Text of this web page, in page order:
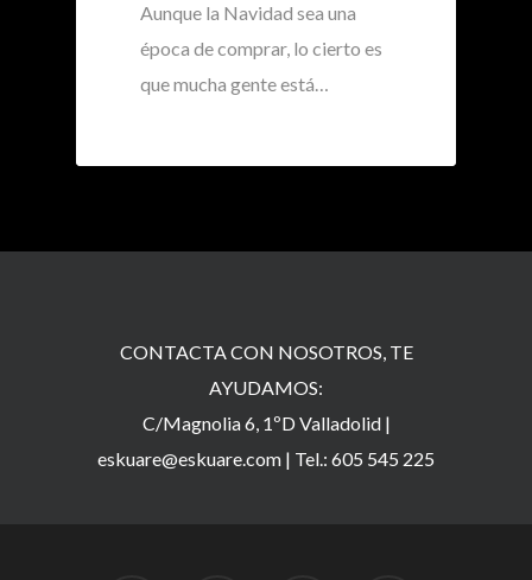
Aunque la Navidad sea una
época de comprar, lo cierto es
que mucha gente está…
CONTACTA CON NOSOTROS, TE
AYUDAMOS:
C/Magnolia 6, 1ºD Valladolid |
eskuare@eskuare.com | Tel.: 605 545 225